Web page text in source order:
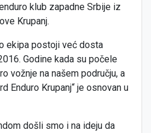
klub zapadne Srbije iz
Krupanj.
ekipa postoji već dosta
Godine kada su počele
vožnje na našem području, a
Enduro Krupanj“ je osnovan u
došli smo i na ideju da